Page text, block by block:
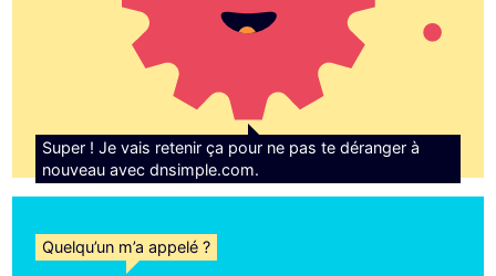
Super ! Je vais retenir ça pour ne pas te déranger à
nouveau avec dnsimple.com.
Quelqu’un m’a appelé ?